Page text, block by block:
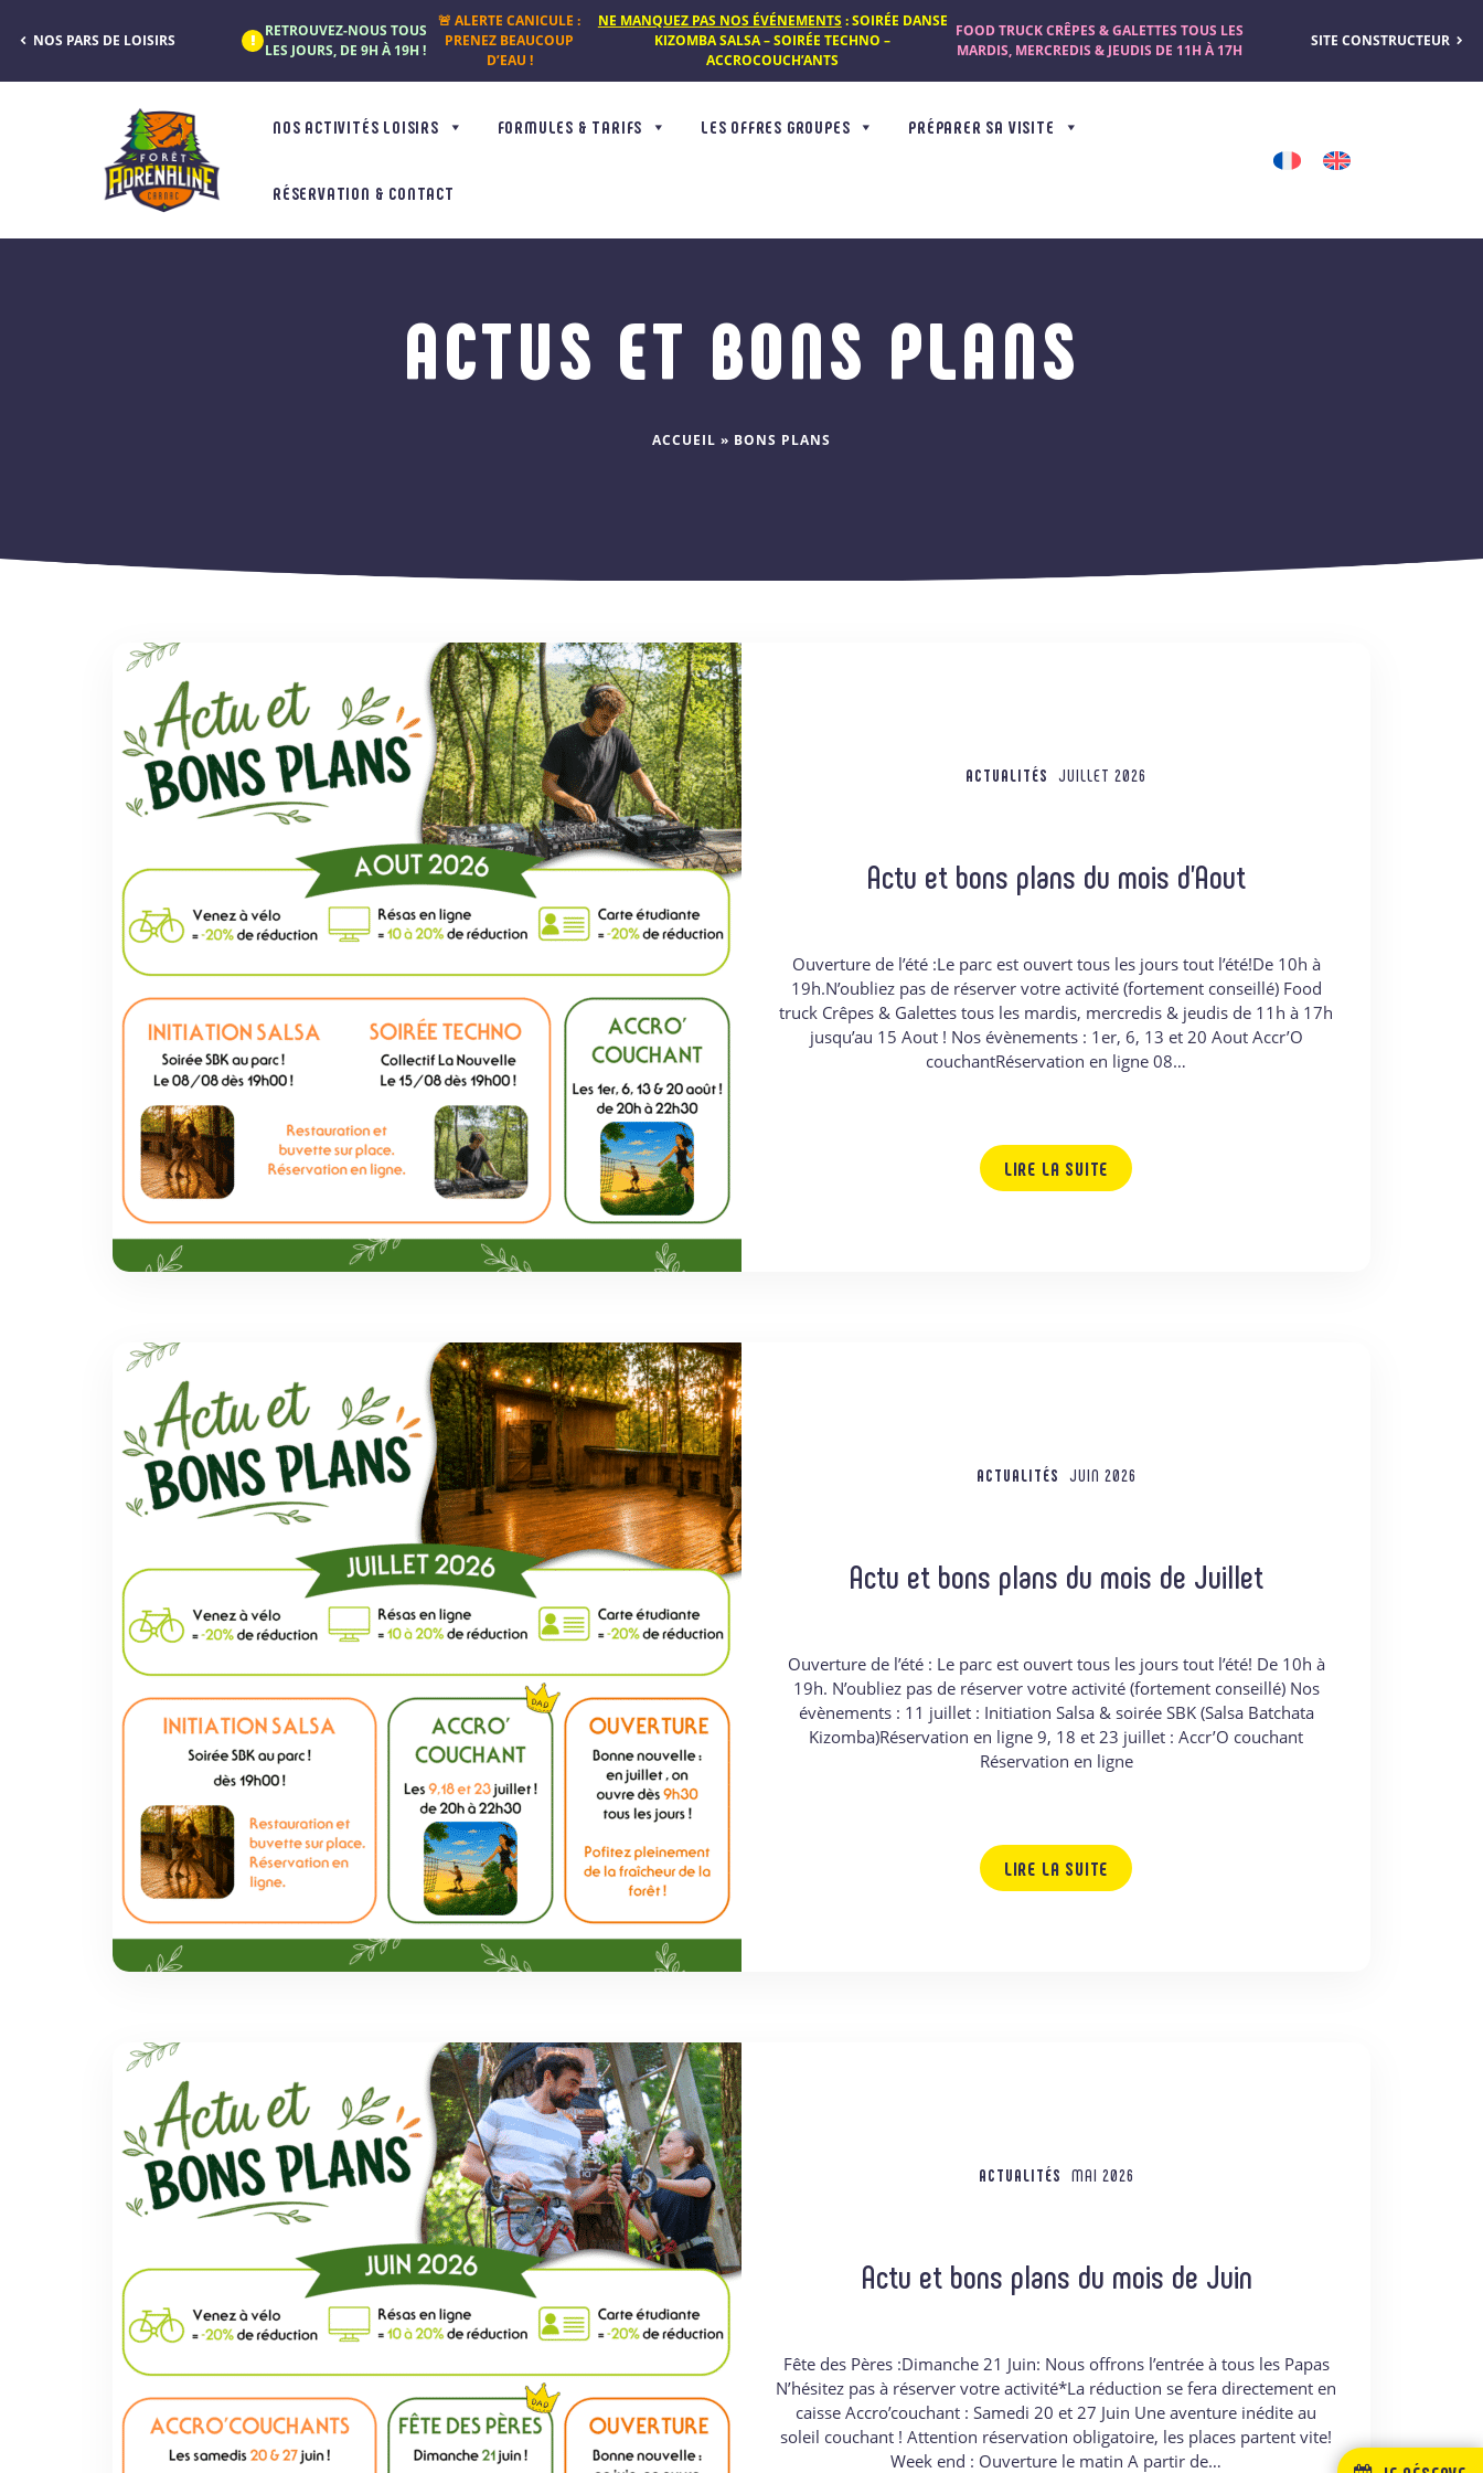
NOS PARS DE LOISIRS
RETROUVEZ-NOUS TOUS
LES JOURS, DE 9H À 19H !
🚨 ALERTE CANICULE :
PRENEZ BEAUCOUP
D’EAU !
NE MANQUEZ PAS NOS ÉVÉNEMENTS : SOIRÉE DANSE
KIZOMBA SALSA – SOIRÉE TECHNO –
ACCROCOUCH’ANTS
FOOD TRUCK CRÊPES & GALETTES TOUS LES
MARDIS, MERCREDIS & JEUDIS DE 11H À 17H
SITE CONSTRUCTEUR
NOS ACTIVITÉS LOISIRS FORMULES & TARIFS LES OFFRES GROUPES PRÉPARER SA VISITE
RÉSERVATION & CONTACT
ACTUS ET BONS PLANS
ACCUEIL » BONS PLANS
ACTUALITÉS JUILLET 2026
Actu et bons plans du mois d’Aout
Ouverture de l’été :Le parc est ouvert tous les jours tout l’été!De 10h à
19h.N’oubliez pas de réserver votre activité (fortement conseillé) Food
truck Crêpes & Galettes tous les mardis, mercredis & jeudis de 11h à 17h
jusqu’au 15 Aout ! Nos évènements : 1er, 6, 13 et 20 Aout Accr’O
couchantRéservation en ligne 08…
LIRE LA SUITE
ACTUALITÉS JUIN 2026
Actu et bons plans du mois de Juillet
Ouverture de l’été : Le parc est ouvert tous les jours tout l’été! De 10h à
19h. N’oubliez pas de réserver votre activité (fortement conseillé) Nos
évènements : 11 juillet : Initiation Salsa & soirée SBK (Salsa Batchata
Kizomba)Réservation en ligne 9, 18 et 23 juillet : Accr’O couchant
Réservation en ligne
LIRE LA SUITE
ACTUALITÉS MAI 2026
Actu et bons plans du mois de Juin
Fête des Pères :Dimanche 21 Juin: Nous offrons l’entrée à tous les Papas
N’hésitez pas à réserver votre activité*La réduction se fera directement en
caisse Accro’couchant : Samedi 20 et 27 Juin Une aventure inédite au
soleil couchant ! Attention réservation obligatoire, les places partent vite!
Week end : Ouverture le matin A partir de…